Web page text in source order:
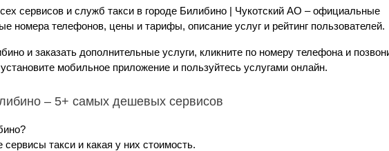
сервисов и служб такси в городе Билибино | Чукотский АО – официальные
номера телефонов, цены и тарифы, описание услуг и рейтинг пользователей.
и заказать дополнительные услуги, кликните по номеру телефона и
мобильное приложение и пользуйтесь услугами онлайн.
– 5+ самых дешевых сервисов
такси и какая у них стоимость.